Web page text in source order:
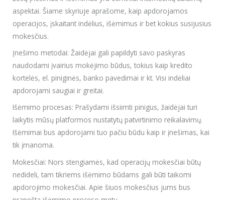
aspektai. Šiame skyriuje aprašome, kaip apdorojamos
operacijos, įskaitant indėlius, išėmimus ir bet kokius susijusius
mokesčius.
Įnešimo metodai: Žaidėjai gali papildyti savo paskyras
naudodami įvairius mokėjimo būdus, tokius kaip kredito
kortelės, el. piniginės, banko pavedimai ir kt. Visi indėliai
apdorojami saugiai ir greitai.
Išėmimo procesas: Prašydami išsiimti pinigus, žaidėjai turi
laikytis mūsų platformos nustatytų patvirtinimo reikalavimų.
Išėmimai bus apdorojami tuo pačiu būdu kaip ir įnešimas, kai
tik įmanoma.
Mokesčiai: Nors stengiamės, kad operacijų mokesčiai būtų
nedideli, tam tikriems išėmimo būdams gali būti taikomi
apdorojimo mokesčiai. Apie šiuos mokesčius jums bus